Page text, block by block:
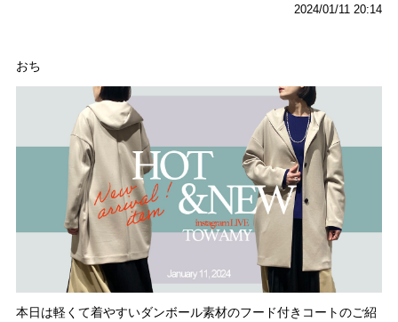
2024/01/11 20:14
おち
本日は軽くて着やすいダンボール素材のフード付きコートのご紹